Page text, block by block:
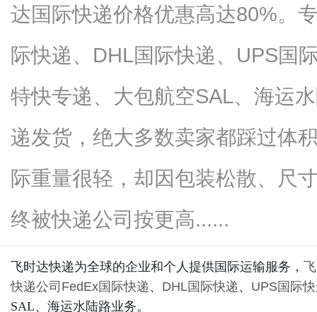
达国际快递价格优惠高达80%。
际快递、DHL国际快递、UPS国
特快专递、大包航空SAL、海运
递发货，绝大多数卖家都踩过体
际重量很轻，却因包装松散、尺
终被快递公司按更高......
飞时达快递为全球的企业和个人提供国际运输服务，
快递公司 FedEx国际快递 、 DHL国际快递 、 UPS国际
SAL、海运水陆路业务。